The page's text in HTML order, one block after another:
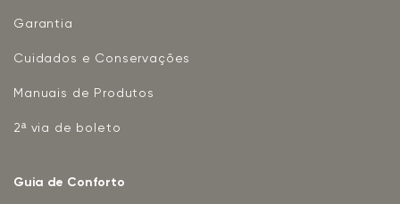
Garantia
Cuidados e Conservações
Manuais de Produtos
2ª via de boleto
Guia de Conforto